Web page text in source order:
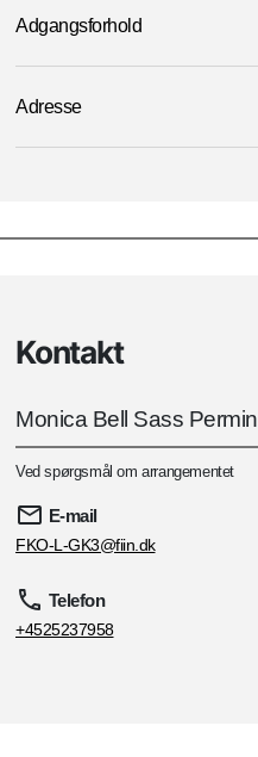
Adgangsforhold
Adresse
Kontakt
Monica Bell Sass Permin
Ved spørgsmål om arrangementet
E-mail
FKO-L-GK3@fiin.dk
Telefon
+4525237958